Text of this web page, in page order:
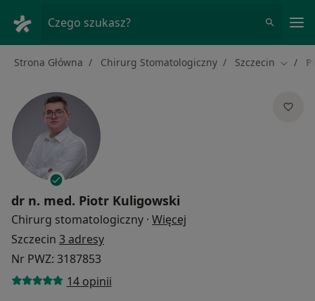
Czego szukasz?
Strona Główna Chirurg Stomatologiczny Szczecin Zmień
dr n. med. Piotr Kuligowski
Chirurg stomatologiczny · Więcej
Szczecin 3 adresy
Nr PWZ: 3187853
14 opinii